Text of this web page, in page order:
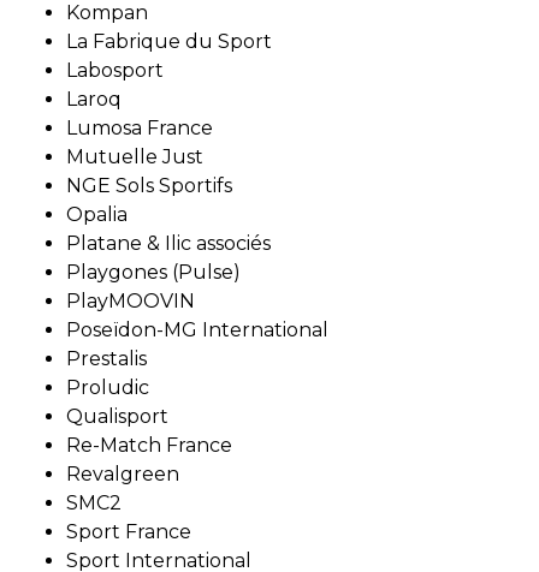
Kompan
La Fabrique du Sport
Labosport
Laroq
Lumosa France
Mutuelle Just
NGE Sols Sportifs
Opalia
Platane & Ilic associés
Playgones (Pulse)
PlayMOOVIN
Poseïdon-MG International
Prestalis
Proludic
Qualisport
Re-Match France
Revalgreen
SMC2
Sport France
Sport International